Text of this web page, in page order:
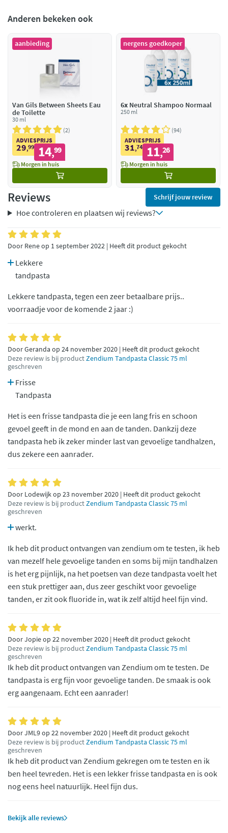
Anderen bekeken ook
aanbieding
Van Gils Between Sheets Eau
de Toilette
30 ml
2
ADVIESPRIJS
29,99 14,99
Morgen in huis
nergens goedkoper
6x Neutral Shampoo Normaal
250 ml
94
ADVIESPRIJS
31,74 11,26
Morgen in huis
Reviews Schrijf jouw review
Hoe controleren en plaatsen wij reviews?
Door Rene op 1 september 2022 | Heeft dit product gekocht
Lekkere
tandpasta
Lekkere tandpasta, tegen een zeer betaalbare prijs..
voorraadje voor de komende 2 jaar :)
Door Geranda op 24 november 2020 | Heeft dit product gekocht
Deze review is bij productZendium Tandpasta Classic 75 ml
geschreven
Frisse
Tandpasta
Het is een frisse tandpasta die je een lang fris en schoon
gevoel geeft in de mond en aan de tanden. Dankzij deze
tandpasta heb ik zeker minder last van gevoelige tandhalzen,
dus zekere een aanrader.
Door Lodewijk op 23 november 2020 | Heeft dit product gekocht
Deze review is bij productZendium Tandpasta Classic 75 ml
geschreven
werkt.
Ik heb dit product ontvangen van zendium om te testen, ik heb
van mezelf hele gevoelige tanden en soms bij mijn tandhalzen
is het erg pijnlijk, na het poetsen van deze tandpasta voelt het
een stuk prettiger aan, dus zeer geschikt voor gevoelige
tanden, er zit ook fluoride in, wat ik zelf altijd heel fijn vind.
Door Jopie op 22 november 2020 | Heeft dit product gekocht
Deze review is bij productZendium Tandpasta Classic 75 ml
geschreven
Ik heb dit product ontvangen van Zendium om te testen. De
tandpasta is erg fijn voor gevoelige tanden. De smaak is ook
erg aangenaam. Echt een aanrader!
Door JML9 op 22 november 2020 | Heeft dit product gekocht
Deze review is bij productZendium Tandpasta Classic 75 ml
geschreven
Ik heb dit product van Zendium gekregen om te testen en ik
ben heel tevreden. Het is een lekker frisse tandpasta en is ook
nog eens heel natuurlijk. Heel fijn dus.
Bekijk alle reviews